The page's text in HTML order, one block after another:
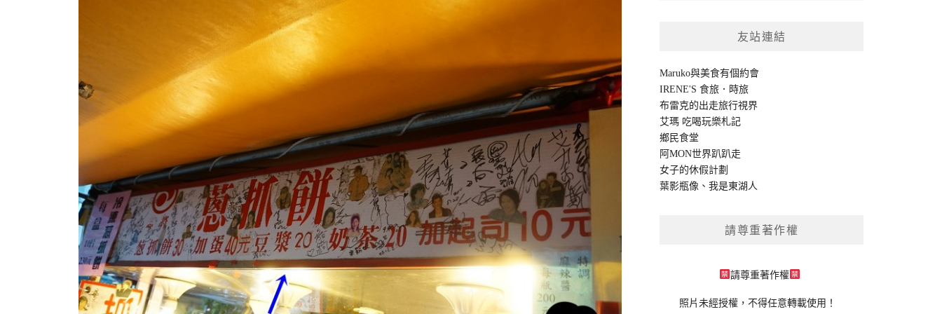
友站連結
Maruko與美食有個約會
IRENE'S 食旅．時旅
布雷克的出走旅行視界
艾瑪 吃喝玩樂札記
鄉民食堂
阿MON世界趴趴走
女子的休假計劃
葉影瓶像 、我是東湖人
請尊重著作權
請尊重著作權
照片未經授權，不得任意轉載使用！